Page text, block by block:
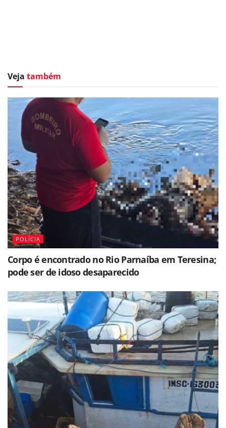
Veja também
POLÍCIA
Corpo é encontrado no Rio Parnaíba em Teresina;
pode ser de idoso desaparecido